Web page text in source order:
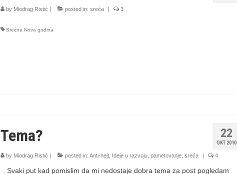
by Miodrag Ristić | posted in: sreća | 3
Srećna Nova godina
22
OKT 2010
Tema?
by Miodrag Ristić | posted in: Anti-hejt, Ideje u razvoju, pametovanje, sreća | 4
. Svaki put kad pomislim da mi nedostaje dobra tema za post pogledam